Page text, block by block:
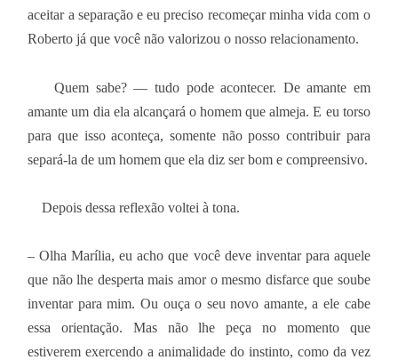
aceitar a separação e eu preciso recomeçar minha vida com o
Roberto já que você não valorizou o nosso relacionamento.
Quem sabe? — tudo pode acontecer. De amante em
amante um dia ela alcançará o homem que almeja. E eu torso
para que isso aconteça, somente não posso contribuir para
separá-la de um homem que ela diz ser bom e compreensivo.
Depois dessa reflexão voltei à tona.
– Olha Marília, eu acho que você deve inventar para aquele
que não lhe desperta mais amor o mesmo disfarce que soube
inventar para mim. Ou ouça o seu novo amante, a ele cabe
essa orientação. Mas não lhe peça no momento que
estiverem exercendo a animalidade do instinto, como da vez